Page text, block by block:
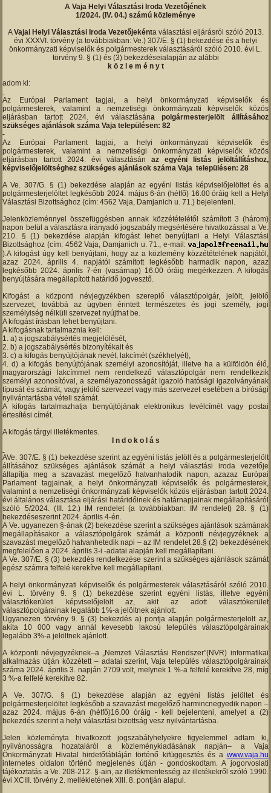
A Vaja Helyi Választási Iroda Vezetőjének
1/2024. (IV. 04.) számú közleménye
AVajai Helyi Választási Iroda Vezetőjekénta választási eljárásról szóló 2013.
évi XXXVI. törvény (a továbbiakban: Ve.) 307/E. § (1) bekezdése és a helyi
önkormányzati képviselők és polgármesterek választásáról szóló 2010. évi L.
törvény 9. § (1) és (3) bekezdéseialapján az alábbi
k ö z l e m é n y t
adom ki:
Az Európai Parlament tagjai, a helyi önkormányzati képviselők és
polgármesterek, valamint a nemzetiségi önkormányzati képviselők közös
eljárásban tartott 2024. évi választásána polgármesterjelölt állításához
szükséges ajánlások száma Vaja településen: 82
Az Európai Parlament tagjai, a helyi önkormányzati képviselők és
polgármesterek, valamint a nemzetiségi önkormányzati képviselők közös
eljárásban tartott 2024. évi választásánaz egyéni listás jelöltállításhoz,
képviselőjelöltséghez szükséges ajánlások száma Vaja településen: 28
A Ve. 307/G. § (1) bekezdése alapján az egyéni listás képviselőjelöltet és a
polgármesterjelöltet legkésőbb 2024. május 6-án (hétfő) 16.00 óráig kell a Helyi
Választási Bizottsághoz (cím: 4562 Vaja, Damjanich u. 71.) bejelenteni.
Jelenközleménnyel összefüggésben annak közzétételétől számított 3 (három)
napon belül a választásra irányadó jogszabály megsértésére hivatkozással a Ve.
210. § (1) bekezdése alapján kifogást lehet benyújtani a Helyi Választási
Bizottsághoz (cím: 4562 Vaja, Damjanich u. 71., e-mail:
).A kifogást úgy kell benyújtani, hogy az a közlemény közzétételének napjától,
azaz 2024. április 4. napjától számított legkésőbb harmadik napon, azaz
legkésőbb 2024. április 7-én (vasárnap) 16.00 óráig megérkezzen. A kifogás
benyújtására megállapított határidő jogvesztő.
Kifogást a központi névjegyzékben szereplő választópolgár, jelölt, jelölő
szervezet, továbbá az ügyben érintett természetes és jogi személy, jogi
személyiség nélküli szervezet nyújthat be.
A kifogást írásban lehet benyújtani.
A kifogásnak tartalmaznia kell:
a) a jogszabálysértés megjelölését,
b) a jogszabálysértés bizonyítékait és
c) a kifogás benyújtójának nevét, lakcímét (székhelyét),
d) a kifogás benyújtójának személyi azonosítóját, illetve ha a külföldön élő,
magyarországi lakcímmel nem rendelkező választópolgár nem rendelkezik
személyi azonosítóval, a személyazonosságát igazoló hatósági igazolványának
típusát és számát, vagy jelölő szervezet vagy más szervezet esetében a bírósági
nyilvántartásba vételi számát.
A kifogás tartalmazhatja benyújtójának elektronikus levélcímét vagy postai
értesítési címét.
A kifogás tárgyi illetékmentes.
I n d o k o l á s
AVe. 307/E. § (1) bekezdése szerint az egyéni listás jelölt és a polgármesterjelölt
állításához szükséges ajánlások számát a helyi választási iroda vezetője
állapítja meg a szavazást megelőző hatvanhatodik napon, azazaz Európai
Parlament tagjainak, a helyi önkormányzati képviselők és polgármesterek,
valamint a nemzetiségi önkormányzati képviselők közös eljárásban tartott 2024.
évi általános választása eljárási határidőinek és határnapjainak megállapításáról
szóló 5/2024. (III. 12.) IM rendelet (a továbbiakban: IM rendelet) 28. § (1)
bekezdéseszerint 2024. április 4-én.
A Ve. ugyanezen §-ának (2) bekezdése szerint a szükséges ajánlások számának
megállapításakor a választópolgárok számát a központi névjegyzéknek a
szavazást megelőző hatvanhetedik napi – az IM rendelet 28.§ (2) bekezdésének
megfelelően a 2024. április 3-i -adatai alapján kell megállapítani.
A Ve. 307/E. § (3) bekezdés rendelkezése szerint a szükséges ajánlások számát
egész számra felfelé kerekítve kell megállapítani.
A helyi önkormányzati képviselők és polgármesterek választásáról szóló 2010.
évi L. törvény 9. § (1) bekezdése szerint egyéni listás, illetve egyéni
választókerületi képviselőjelölt az, akit az adott választókerület
választópolgárainak legalább 1%-a jelöltnek ajánlott.
Ugyanezen törvény 9. § (3) bekezdés a) pontja alapján polgármesterjelölt az,
akita 10 000 vagy annál kevesebb lakosú település választópolgárainak
legalább 3%-a jelöltnek ajánlott.
A központi névjegyzéknek–a „Nemzeti Választási Rendszer”(NVR) informatikai
alkalmazás útján közzétett – adatai szerint, Vaja település választópolgárainak
száma 2024. április 3. napján 2709 volt, melynek 1 %-a felfelé kerekítve 28, míg
3 %-a felfelé kerekítve 82.
A Ve. 307/G. § (1) bekezdése alapján az egyéni listás jelöltet és
polgármesterjelöltet legkésőbb a szavazást megelőző harmincnegyedik napon –
azaz 2024. május 6-án (hétfő)16.00 óráig - kell bejelenteni, amelyet a (2)
bekezdés szerint a helyi választási bizottság vesz nyilvántartásba.
Jelen közleményta hivatkozott jogszabályhelyekre figyelemmel adtam ki,
nyilvánosságra hozataláról a közleménykiadásának napján– a Vaja
Önkormányzati Hivatal hirdetőtábláján történő kifüggesztés és a www.vaja.hu
internetes oldalon történő megjelenés útján - gondoskodtam. A jogorvoslati
tájékoztatás a Ve. 208-212. §-ain, az illetékmentesség az illetékekről szóló 1990.
évi XCIII. törvény 2. mellékletének XIII. 8. pontján alapul.